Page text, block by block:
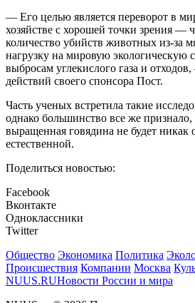
— Его целью является переворот в
хозяйстве с хорошей точки зрения —
количество убийств животных из-за
нагрузку на мировую экологическую
выбросам углекислого газа и
действий своего спонсора Пост.
Часть ученых встретила такие
однако большинство все же признало,
выращенная говядина не будет никак
естественной.
Поделиться новостью:
Facebook
Вконтакте
Одноклассники
Twitter
Общество Экономика Политика
Происшествия Компании Москва
NUUS.RUНовости России и мира